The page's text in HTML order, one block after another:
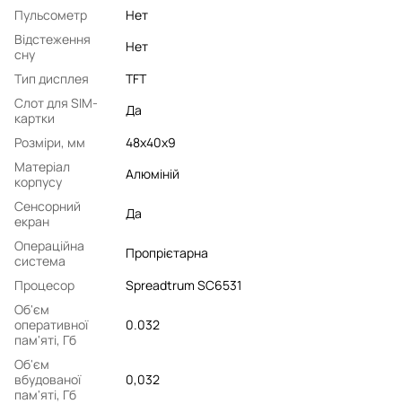
Пульсометр
Нет
Відстеження
сну
Нет
Тип дисплея
TFT
Слот для SIM-
картки
Да
Розміри, мм
48х40х9
Матеріал
корпусу
Алюміній
Сенсорний
екран
Да
Операційна
система
Пропрієтарна
Процесор
Spreadtrum SC6531
Об'єм
оперативної
пам'яті, Гб
0.032
Об'єм
вбудованої
пам'яті, Гб
0,032